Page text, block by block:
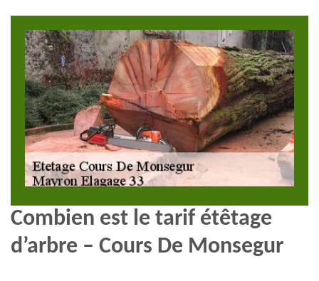
Combien est le tarif étêtage
d’arbre – Cours De Monsegur